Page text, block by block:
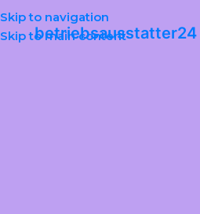
Skip to navigation
Skip to main content
betriebsausstatter24